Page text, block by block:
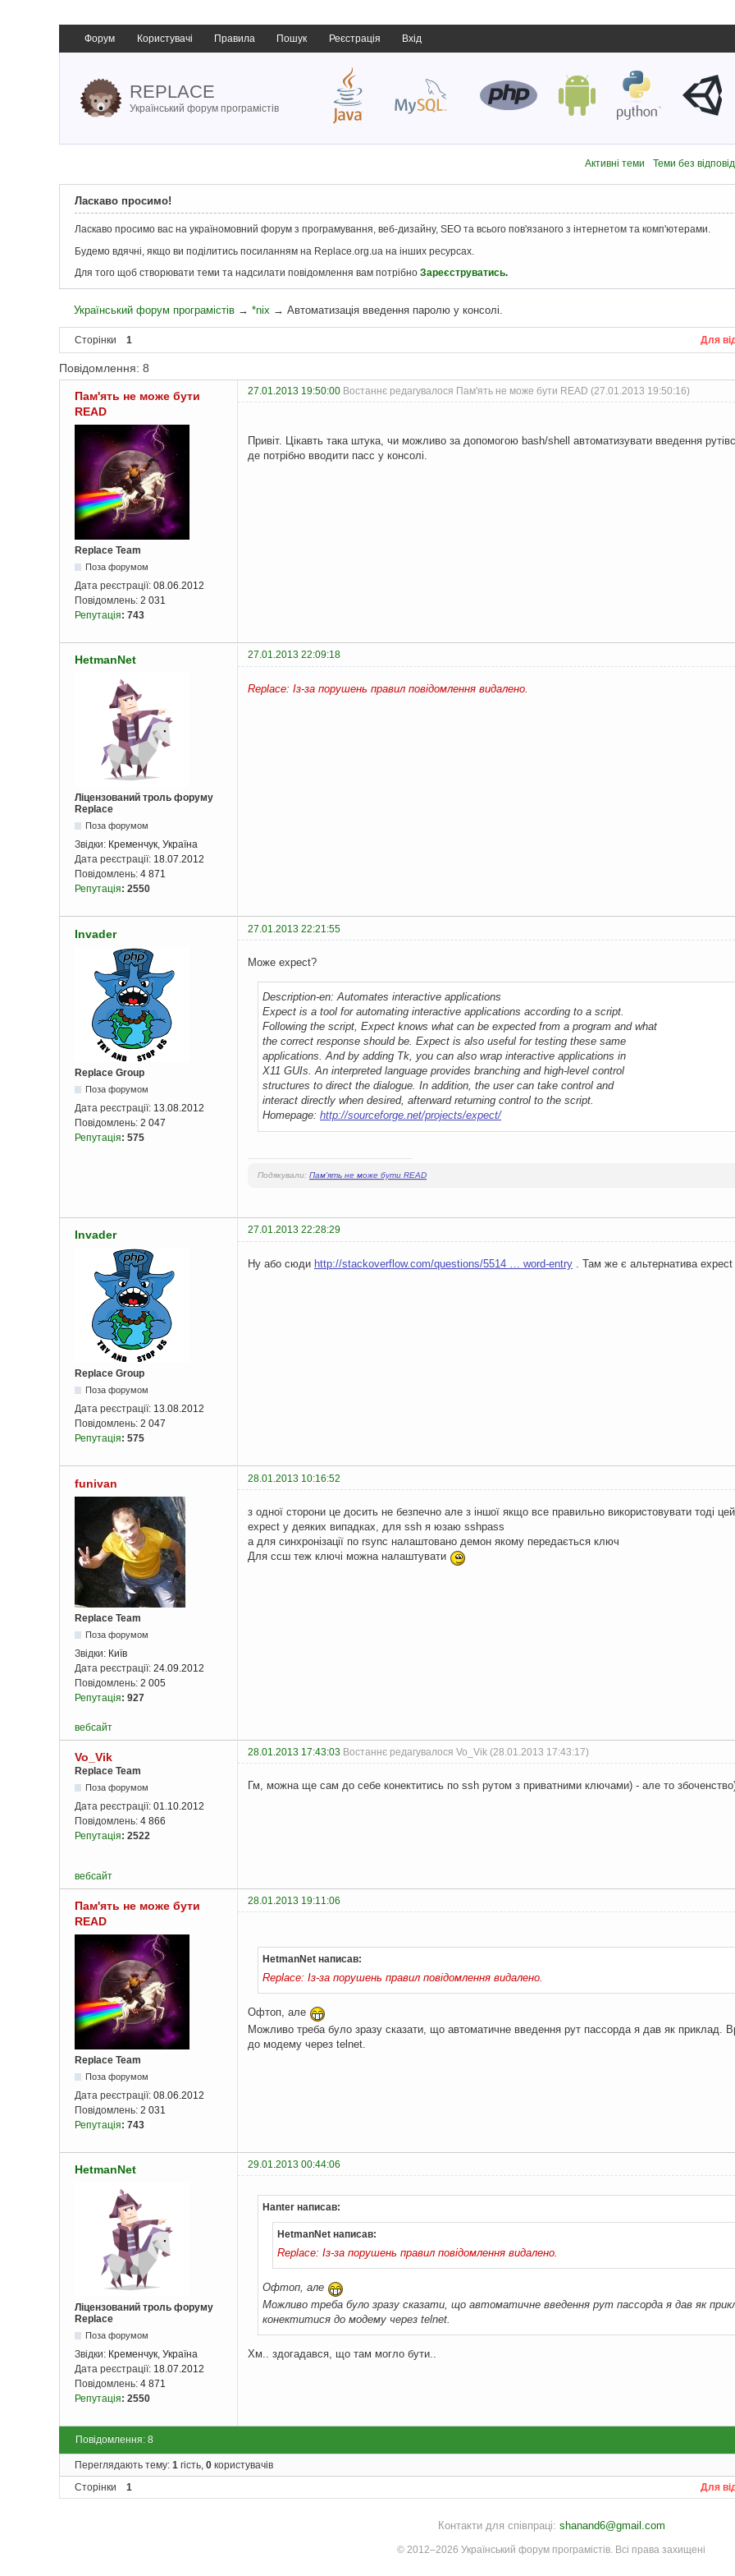
Форум Користувачі Правила Пошук Реєстрація Вхід
REPLACE
Український форум програмістів
Активні теми Теми без
Ласкаво просимо!
Ласкаво просимо вас на україномовний форум з програмування, веб-дизайну, SEO та всього пов'язаного з інтернетом та комп'ютерами.
Будемо вдячні, якщо ви поділитись посиланням на Replace.org.ua на інших ресурсах.
Для того щоб створювати теми та надсилати повідомлення вам потрібно Зареєструватись.
Український форум програмістів →*nix →Автоматизація введення паролю у консолі.
Сторінки 1 Для
Повідомлення: 8
Пам'ять не може бути
READ
27.01.2013 19:50:00 Востаннє редагувалося Пам'ять не може бути READ (27.01.2013 19:50:16)
Replace Team
Поза форумом
Дата реєстрації: 08.06.2012
Повідомлень: 2 031
Репутація: 743
Привіт. Цікавть така штука, чи можливо за допомогою bash/shell автоматизувати введення
де потрібно вводити пасс у консолі.
HetmanNet 27.01.2013 22:09:18
Ліцензований троль форуму
Replace
Поза форумом
Звідки: Кременчук, Україна
Дата реєстрації: 18.07.2012
Повідомлень: 4 871
Репутація: 2550
Replace: Із-за порушень правил повідомлення видалено.
Invader 27.01.2013 22:21:55
Replace Group
Поза форумом
Дата реєстрації: 13.08.2012
Повідомлень: 2 047
Репутація: 575
Може expect?
Description-en: Automates interactive applications
Expect is a tool for automating interactive applications according to a script.
Following the script, Expect knows what can be expected from a program and what
the correct response should be. Expect is also useful for testing these same
applications. And by adding Tk, you can also wrap interactive applications in
X11 GUIs. An interpreted language provides branching and high-level control
structures to direct the dialogue. In addition, the user can take control and
interact directly when desired, afterward returning control to the script.
Homepage: http://sourceforge.net/projects/expect/
Подякували: Пам'ять не може бути READ
Invader 27.01.2013 22:28:29
Replace Group
Поза форумом
Дата реєстрації: 13.08.2012
Повідомлень: 2 047
Репутація: 575
Ну або сюди http://stackoverflow.com/questions/5514 … word-entry . Там же є альтернатива expect
funivan 28.01.2013 10:16:52
Replace Team
Поза форумом
Звідки: Київ
Дата реєстрації: 24.09.2012
Повідомлень: 2 005
Репутація: 927
з одної сторони це досить не безпечно але з іншої якщо все правильно використовувати тоді
expect у деяких випадках, для ssh я юзаю sshpass
а для синхронізації по rsync налаштовано демон якому передається ключ
Для ссш теж ключі можна налаштувати
вебсайт
Vo_Vik 28.01.2013 17:43:03 Востаннє редагувалося Vo_Vik (28.01.2013 17:43:17)
Replace Team
Поза форумом
Дата реєстрації: 01.10.2012
Повідомлень: 4 866
Репутація: 2522
Гм, можна ще сам до себе конектитись по ssh рутом з приватними ключами) - але то
вебсайт
Пам'ять не може бути
READ
28.01.2013 19:11:06
Replace Team
Поза форумом
Дата реєстрації: 08.06.2012
Повідомлень: 2 031
Репутація: 743
HetmanNet написав:
Replace: Із-за порушень правил повідомлення видалено.
Офтоп, але
Можливо треба було зразу сказати, що автоматичне введення рут пассорда я дав як приклад.
до модему через telnet.
HetmanNet 29.01.2013 00:44:06
Ліцензований троль форуму
Replace
Поза форумом
Звідки: Кременчук, Україна
Дата реєстрації: 18.07.2012
Повідомлень: 4 871
Репутація: 2550
Hanter написав:
HetmanNet написав:
Replace: Із-за порушень правил повідомлення видалено.
Офтоп, але
Можливо треба було зразу сказати, що автоматичне введення рут пассорда я дав як
конектитися до модему через telnet.
Хм.. здогадався, що там могло бути..
Повідомлення: 8
Переглядають тему: 1 гість, 0 користувачів
Сторінки
1 Для
Контакти для співпраці: shanand6@gmail.com
© 2012–2026 Український форум програмістів. Всі права захищені